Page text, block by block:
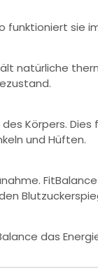
funktioniert sie
natürliche
Körpers. Dies
und Hüften.
das